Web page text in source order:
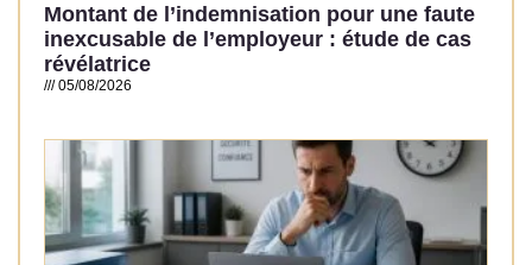
Montant de l’indemnisation pour une faute
inexcusable de l’employeur : étude de cas
révélatrice
05/08/2026